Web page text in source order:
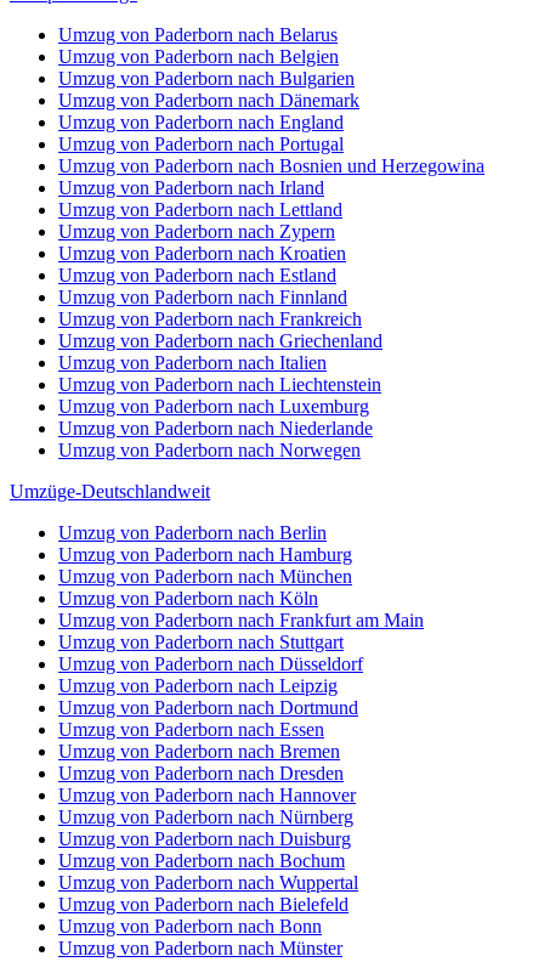
Umzug von Paderborn nach Belarus
Umzug von Paderborn nach Belgien
Umzug von Paderborn nach Bulgarien
Umzug von Paderborn nach Dänemark
Umzug von Paderborn nach England
Umzug von Paderborn nach Portugal
Umzug von Paderborn nach Bosnien und Herzegowina
Umzug von Paderborn nach Irland
Umzug von Paderborn nach Lettland
Umzug von Paderborn nach Zypern
Umzug von Paderborn nach Kroatien
Umzug von Paderborn nach Estland
Umzug von Paderborn nach Finnland
Umzug von Paderborn nach Frankreich
Umzug von Paderborn nach Griechenland
Umzug von Paderborn nach Italien
Umzug von Paderborn nach Liechtenstein
Umzug von Paderborn nach Luxemburg
Umzug von Paderborn nach Niederlande
Umzug von Paderborn nach Norwegen
Umzüge-Deutschlandweit
Umzug von Paderborn nach Berlin
Umzug von Paderborn nach Hamburg
Umzug von Paderborn nach München
Umzug von Paderborn nach Köln
Umzug von Paderborn nach Frankfurt am Main
Umzug von Paderborn nach Stuttgart
Umzug von Paderborn nach Düsseldorf
Umzug von Paderborn nach Leipzig
Umzug von Paderborn nach Dortmund
Umzug von Paderborn nach Essen
Umzug von Paderborn nach Bremen
Umzug von Paderborn nach Dresden
Umzug von Paderborn nach Hannover
Umzug von Paderborn nach Nürnberg
Umzug von Paderborn nach Duisburg
Umzug von Paderborn nach Bochum
Umzug von Paderborn nach Wuppertal
Umzug von Paderborn nach Bielefeld
Umzug von Paderborn nach Bonn
Umzug von Paderborn nach Münster